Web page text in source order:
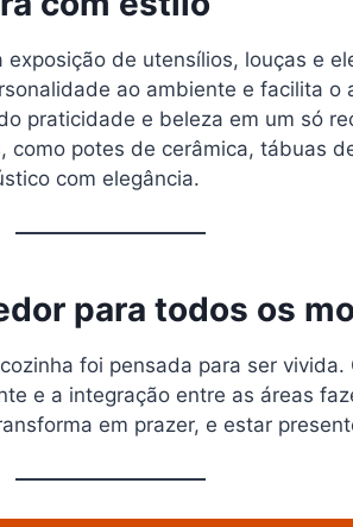
de utensílios, louças e
ao ambiente e facilita o
praticidade e beleza em um só
como potes de cerâmica, tábuas
com elegância.
para todos os
foi pensada para ser vivida.
e a integração entre as áreas
em prazer, e estar